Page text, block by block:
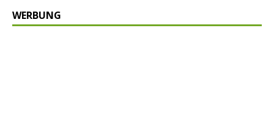
WERBUNG